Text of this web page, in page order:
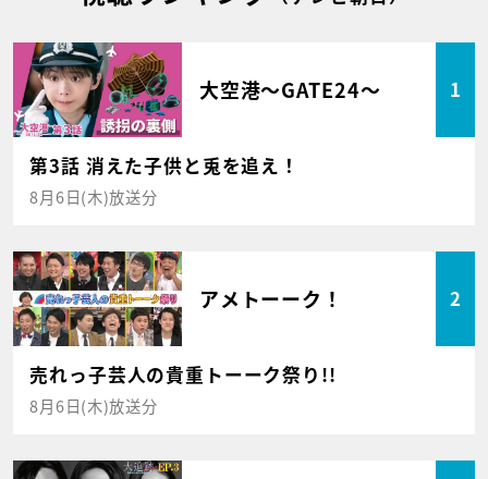
大空港～GATE24～ 1
第3話 消えた子供と兎を追え！
8月6日(木)放送分
アメトーーク！ 2
売れっ子芸人の貴重トーーク祭り!!
8月6日(木)放送分